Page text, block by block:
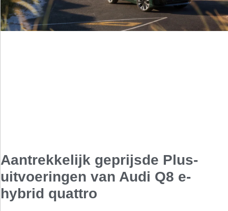
Aantrekkelijk geprijsde Plus-
uitvoeringen van Audi Q8 e-
hybrid quattro